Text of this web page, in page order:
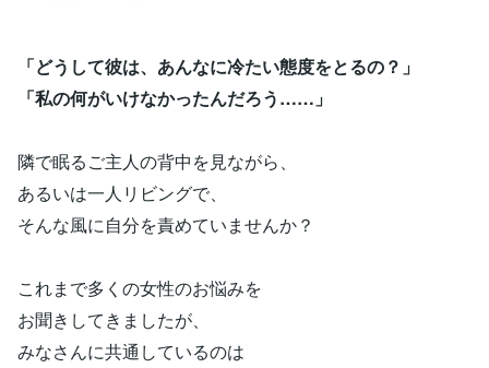
「どうして彼は、あんなに冷たい態度をとるの？」
「私の何がいけなかったんだろう……」
隣で眠るご主人の背中を見ながら、
あるいは一人リビングで、
そんな風に自分を責めていませんか？
これまで多くの女性のお悩みを
お聞きしてきましたが、
みなさんに共通しているのは